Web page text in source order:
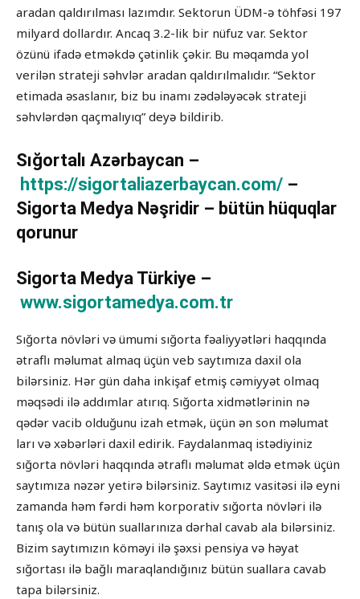
aradan qaldırılması lazımdır. Sektorun ÜDM-ə töhfəsi 197
milyard dollardır. Ancaq 3.2-lik bir nüfuz var. Sektor
özünü ifadə etməkdə çətinlik çəkir. Bu məqamda yol
verilən strateji səhvlər aradan qaldırılmalıdır. “Sektor
etimada əsaslanır, biz bu inamı zədələyəcək strateji
səhvlərdən qaçmalıyıq” deyə bildirib.
Sığortalı Azərbaycan –
https://sigortaliazerbaycan.com/ –
Sigorta Medya Nəşridir – bütün hüquqlar
qorunur
Sigorta Medya Türkiye –
www.sigortamedya.com.tr
Sığorta növləri və ümumi sığorta fəaliyyətləri haqqında
ətraflı məlumat almaq üçün veb saytımıza daxil ola
bilərsiniz. Hər gün daha inkişaf etmiş cəmiyyət olmaq
məqsədi ilə addımlar atırıq. Sığorta xidmətlərinin nə
qədər vacib olduğunu izah etmək, üçün ən son məlumat
ları və xəbərləri daxil edirik. Faydalanmaq istədiyiniz
sığorta növləri haqqında ətraflı məlumat əldə etmək üçün
saytımıza nəzər yetirə bilərsiniz. Saytımız vasitəsi ilə eyni
zamanda həm fərdi həm korporativ sığorta növləri ilə
tanış ola və bütün suallarınıza dərhal cavab ala bilərsiniz.
Bizim saytımızın köməyi ilə şəxsi pensiya və həyat
sığortası ilə bağlı maraqlandığınız bütün suallara cavab
tapa bilərsiniz.